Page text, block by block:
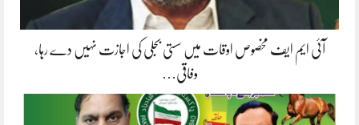
آئی ایم ایف مخصوص اوقات میں سستی بجلی کی اجازت نہیں دے رہا،
وفاقی…